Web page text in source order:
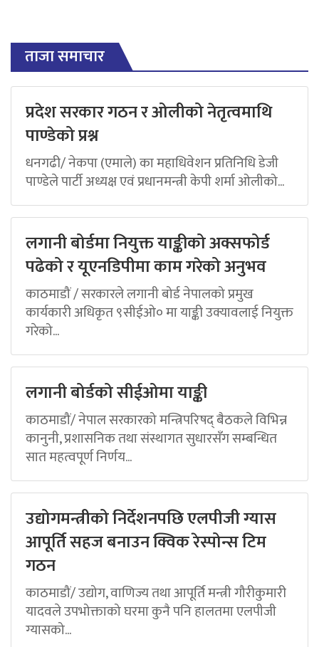
ताजा समाचार
प्रदेश सरकार गठन र ओलीको नेतृत्वमाथि
पाण्डेको प्रश्न
धनगढी/ नेकपा (एमाले) का महाधिवेशन प्रतिनिधि डेजी
पाण्डेले पार्टी अध्यक्ष एवं प्रधानमन्त्री केपी शर्मा ओलीको...
लगानी बोर्डमा नियुक्त याङ्कीको अक्सफोर्ड
पढेको र यूएनडिपीमा काम गरेको अनुभव
काठमाडौं / सरकारले लगानी बोर्ड नेपालको प्रमुख
कार्यकारी अधिकृत ९सीईओ० मा याङ्की उक्यावलाई नियुक्त
गरेको...
लगानी बोर्डको सीईओमा याङ्की
काठमाडौं/ नेपाल सरकारको मन्त्रिपरिषद् बैठकले विभिन्न
कानुनी, प्रशासनिक तथा संस्थागत सुधारसँग सम्बन्धित
सात महत्वपूर्ण निर्णय...
उद्योगमन्त्रीको निर्देशनपछि एलपीजी ग्यास
आपूर्ति सहज बनाउन क्विक रेस्पोन्स टिम
गठन
काठमाडौं/ उद्योग, वाणिज्य तथा आपूर्ति मन्त्री गौरीकुमारी
यादवले उपभोक्ताको घरमा कुनै पनि हालतमा एलपीजी
ग्यासको...